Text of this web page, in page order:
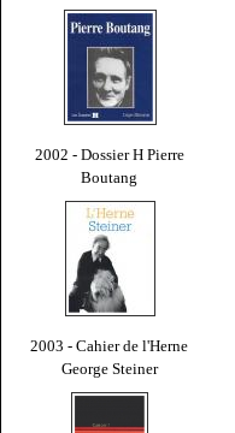
2002 - Dossier H Pierre
Boutang
2003 - Cahier de l'Herne
George Steiner